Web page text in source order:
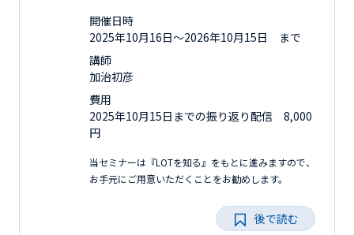
開催日時
2025年10月16日〜2026年10月15日 まで
講師
加治初彦
費用
2025年10月15日までの振り返り配信 8,000
円
当セミナーは『LOTを知る』をもとに進みますので、
お手元にご用意いただくことをお勧めします。
後で読む